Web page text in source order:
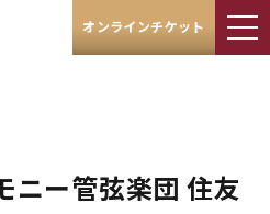
オンラインチケット
ニー管弦楽団 住友